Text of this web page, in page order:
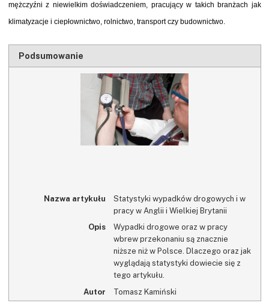
mężczyźni z niewielkim doświadczeniem, pracujący w takich branżach jak
klimatyzacje i ciepłownictwo, rolnictwo, transport czy budownictwo.
Podsumowanie
Nazwa artykułu
Statystyki wypadków drogowych i w
pracy w Anglii i Wielkiej Brytanii
Opis
Wypadki drogowe oraz w pracy
wbrew przekonaniu są znacznie
niższe niż w Polsce. Dlaczego oraz jak
wyglądają statystyki dowiecie się z
tego artykułu.
Autor
Tomasz Kamiński